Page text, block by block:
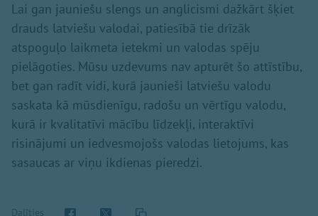
Lai gan jauniešu slengs un anglicismi dažkārt šķiet
drauds latviešu valodai, patiesībā tie drīzāk
atspoguļo laikmeta ietekmi un valodas spēju
pielāgoties. Mūsu uzdevums nav apturēt šo attīstību,
bet gan radīt vidi, kurā jaunieši latviešu valodu
saskata kā mūsdienīgu, radošu un vērtīgu valodu,
kurā ir kvalitatīvi mācību līdzekļi, interaktīvi
risinājumi un iedvesmojošs valodas lietojums, kas
sasaucas ar viņu ikdienas pieredzi.
Dalīties